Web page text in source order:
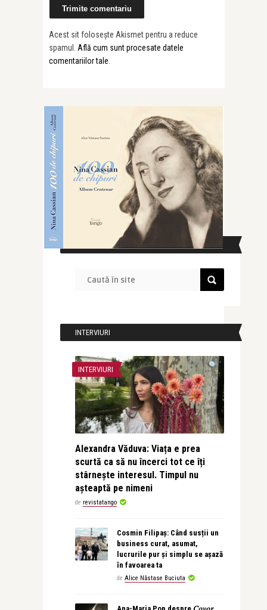
Acest sit folosește Akismet pentru a reduce
spamul. Află cum sunt procesate datele
comentariilor tale
CAUTĂ ÎN SITE
INTERVIURI
INTERVIURI
Alexandra Văduva: Viața e prea
scurtă ca să nu încerci tot ce îți
stârnește interesul. Timpul nu
așteaptă pe nimeni
de revistatango
Cosmin Filipaș: Când susții un
business curat, asumat,
lucrurile pur și simplu se așază
în favoarea ta
de Alice Năstase Buciuta